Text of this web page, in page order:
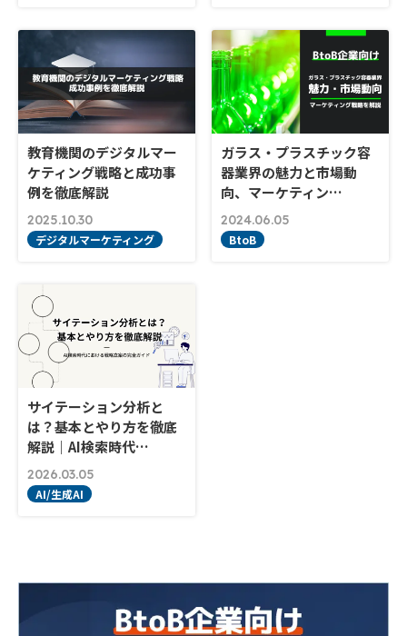
教育機関のデジタルマー
ケティング戦略と成功事
例を徹底解説
2025.10.30
デジタルマーケティング
ガラス・プラスチック容
器業界の魅力と市場動
向、マーケティン…
2024.06.05
BtoB
サイテーション分析と
は？基本とやり方を徹底
解説｜AI検索時代…
2026.03.05
AI/生成AI